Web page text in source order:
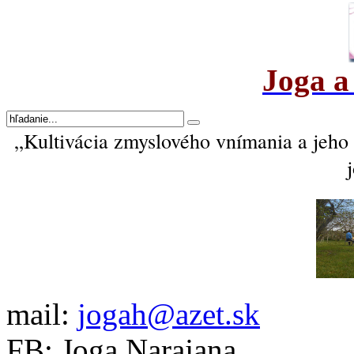
Joga
„Kultivácia zmyslového vnímania a
mail: jogah@azet.sk